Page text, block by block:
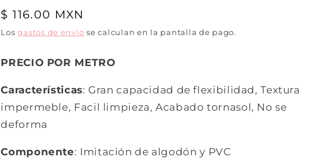
$ 116.00 MXN
Losgastos de envío se calculan en la pantalla de pago.
PRECIO POR METRO
Características: Gran capacidad de flexibilidad, Textura
impermeble, Facil limpieza, Acabado tornasol, No se
deforma
Componente: Imitación de algodón y PVC